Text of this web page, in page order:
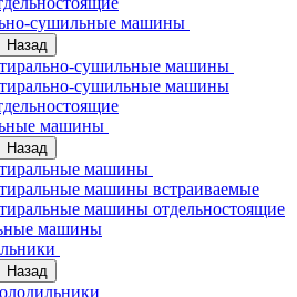
сушильные машины
Назад
сушильные машины
сушильные машины
машины
Назад
машины
машины встраиваемые
машины отдельностоящие
машины
Назад